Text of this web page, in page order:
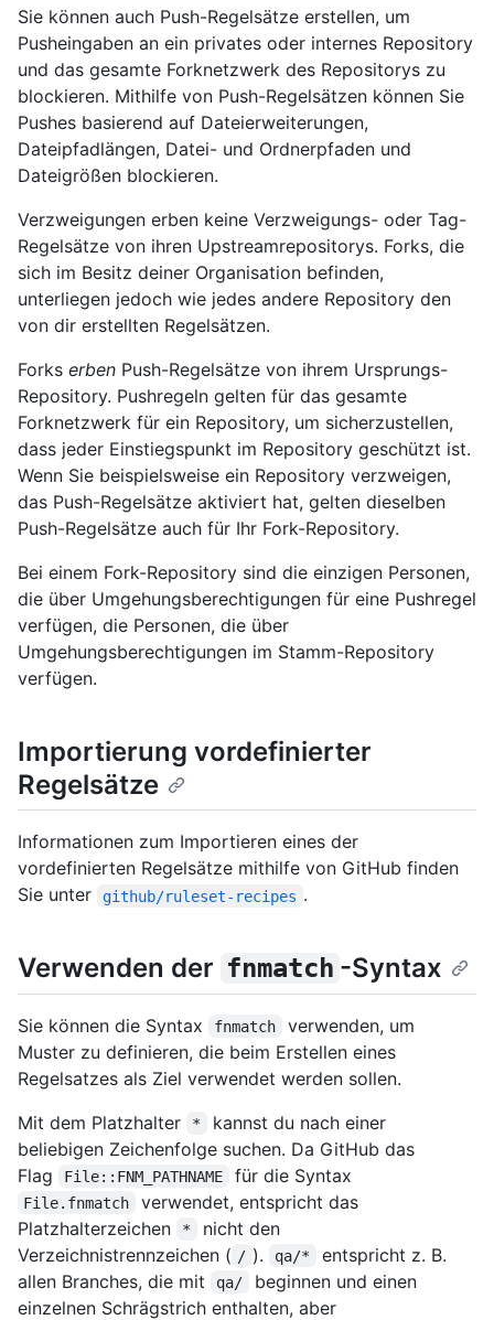
Sie können auch Push-Regelsätze erstellen, um
Pusheingaben an ein privates oder internes Repository
und das gesamte Forknetzwerk des Repositorys zu
blockieren. Mithilfe von Push-Regelsätzen können Sie
Pushes basierend auf Dateierweiterungen,
Dateipfadlängen, Datei- und Ordnerpfaden und
Dateigrößen blockieren.
Verzweigungen erben keine Verzweigungs- oder Tag-
Regelsätze von ihren Upstreamrepositorys. Forks, die
sich im Besitz deiner Organisation befinden,
unterliegen jedoch wie jedes andere Repository den
von dir erstellten Regelsätzen.
Forks erben Push-Regelsätze von ihrem Ursprungs-
Repository. Pushregeln gelten für das gesamte
Forknetzwerk für ein Repository, um sicherzustellen,
dass jeder Einstiegspunkt im Repository geschützt ist.
Wenn Sie beispielsweise ein Repository verzweigen,
das Push-Regelsätze aktiviert hat, gelten dieselben
Push-Regelsätze auch für Ihr Fork-Repository.
Bei einem Fork-Repository sind die einzigen Personen,
die über Umgehungsberechtigungen für eine Pushregel
verfügen, die Personen, die über
Umgehungsberechtigungen im Stamm-Repository
verfügen.
Importierung vordefinierter
Regelsätze
Informationen zum Importieren eines der
vordefinierten Regelsätze mithilfe von GitHub finden
Sie unter
github/ruleset-recipes .
Verwenden der fnmatch -Syntax
Sie können die Syntax fnmatch
verwenden, um
Muster zu definieren, die beim Erstellen eines
Regelsatzes als Ziel verwendet werden sollen.
Mit dem Platzhalter
*
kannst du nach einer
beliebigen Zeichenfolge suchen. Da GitHub das
Flag
File::FNM_PATHNAME für die Syntax
File.fnmatch
verwendet, entspricht das
Platzhalterzeichen
*
nicht den
Verzeichnistrennzeichen ( / ). qa/*
entspricht z. B.
allen Branches, die mit
qa/
beginnen und einen
einzelnen Schrägstrich enthalten, aber